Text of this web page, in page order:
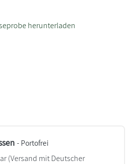
herunterladen
- Portofrei
(Versand mit Deutscher